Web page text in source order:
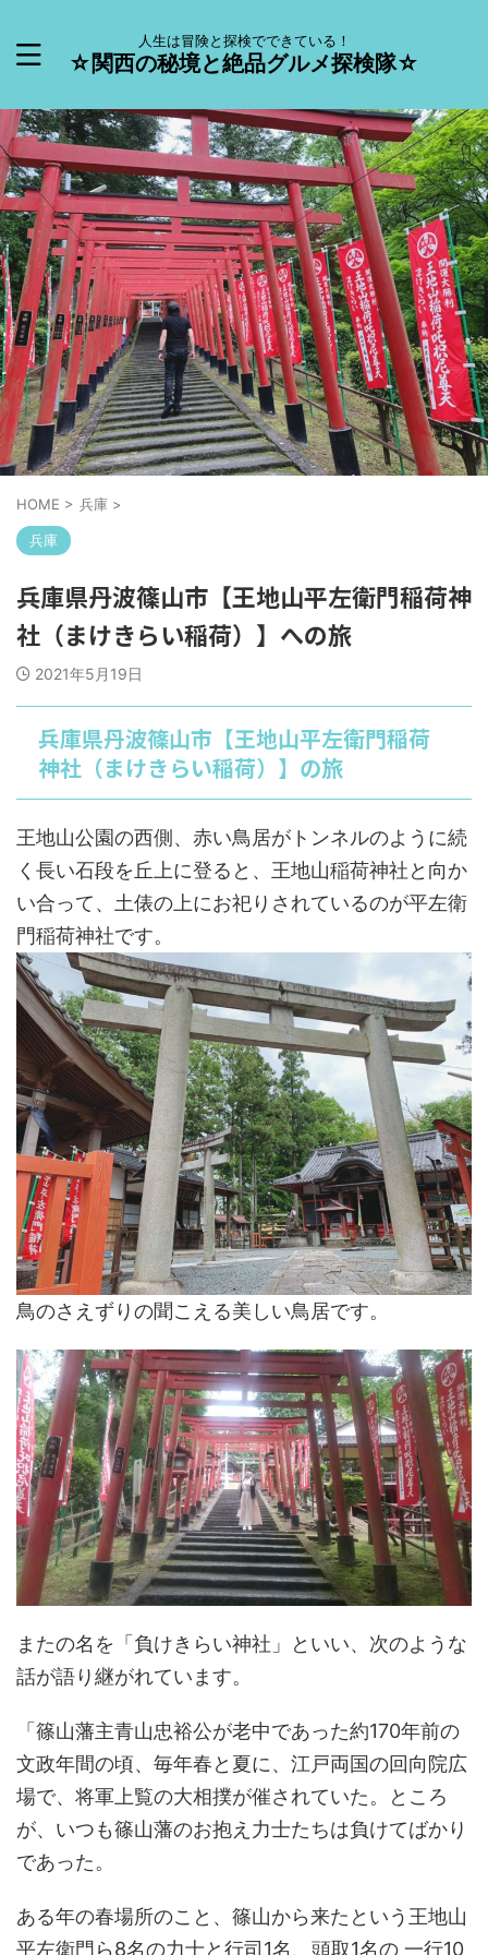
人生は冒険と探検でできている！
☆関西の秘境と絶品グルメ探検隊☆
HOME > 兵庫 >
兵庫
兵庫県丹波篠山市【王地山平左衛門稲荷神
社（まけきらい稲荷）】への旅
2021年5月19日
兵庫県丹波篠山市【王地山平左衛門稲荷
神社（まけきらい稲荷）】の旅
王地山公園の西側、赤い鳥居がトンネルのように続
く長い石段を丘上に登ると、王地山稲荷神社と向か
い合って、土俵の上にお祀りされているのが平左衛
門稲荷神社です。
鳥のさえずりの聞こえる美しい鳥居です。
またの名を「負けきらい神社」といい、次のような
話が語り継がれています。
「篠山藩主青山忠裕公が老中であった約170年前の
文政年間の頃、毎年春と夏に、江戸両国の回向院広
場で、将軍上覧の大相撲が催されていた。ところ
が、いつも篠山藩のお抱え力士たちは負けてばかり
であった。
ある年の春場所のこと、篠山から来たという王地山
平左衛門ら8名の力士と行司1名、頭取1名の 一行10